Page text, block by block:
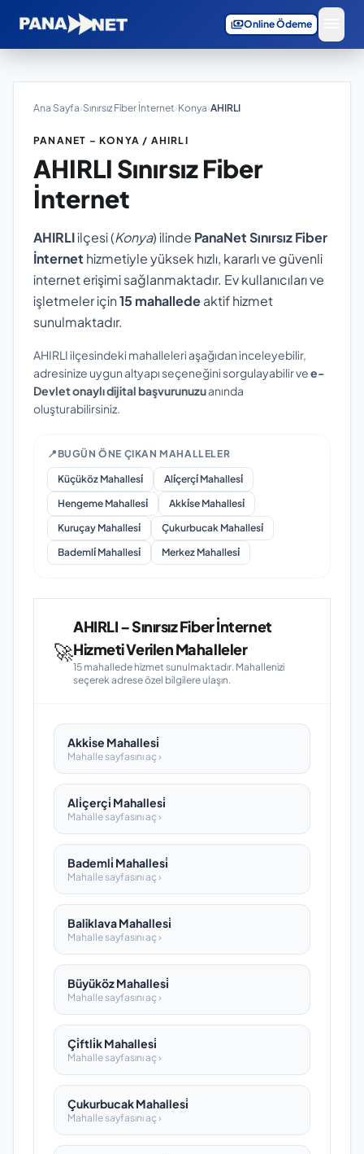
paymentsOnline Ödeme
Ana Sayfa›Sınırsız Fiber İnternet›Konya›AHIRLI
PANANET – KONYA / AHIRLI
AHIRLI Sınırsız Fiber
İnternet
AHIRLIilçesi (Konya) ilinde PanaNet Sınırsız Fiber
İnternet hizmetiyle yüksek hızlı, kararlı ve güvenli
internet erişimi sağlanmaktadır. Ev kullanıcıları ve
işletmeler için15 mahalledeaktif hizmet
sunulmaktadır.
AHIRLI ilçesindeki mahalleleri aşağıdan inceleyebilir,
adresinize uygun altyapı seçeneğini sorgulayabilir vee-
Devlet onaylı dijital başvurunuzuanında
oluşturabilirsiniz.
📍 BUGÜN ÖNE ÇIKAN MAHALLELER
Küçüköz Mahallesi̇
Ali̇çerçi̇ Mahallesi̇
Hengeme Mahallesi̇
Akki̇se Mahallesi̇
Kuruçay Mahallesi̇
Çukurbucak Mahallesi̇
Bademli̇ Mahallesi̇
Merkez Mahallesi̇
🚀
AHIRLI – Sınırsız Fiber İnternet
Hizmeti Verilen Mahalleler
15 mahallede hizmet sunulmaktadır. Mahallenizi
seçerek adrese özel bilgilere ulaşın.
Akki̇se Mahallesi̇
Mahalle sayfasını aç ›
Ali̇çerçi̇ Mahallesi̇
Mahalle sayfasını aç ›
Bademli̇ Mahallesi̇
Mahalle sayfasını aç ›
Baliklava Mahallesi̇
Mahalle sayfasını aç ›
Büyüköz Mahallesi̇
Mahalle sayfasını aç ›
Çi̇ftli̇k Mahallesi̇
Mahalle sayfasını aç ›
Çukurbucak Mahallesi̇
Mahalle sayfasını aç ›